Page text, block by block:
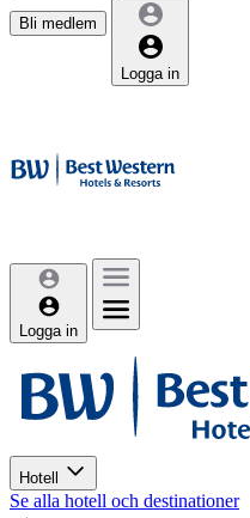
Bli medlem
Logga in
Logga in
Hotell
Se alla hotell och destinationer